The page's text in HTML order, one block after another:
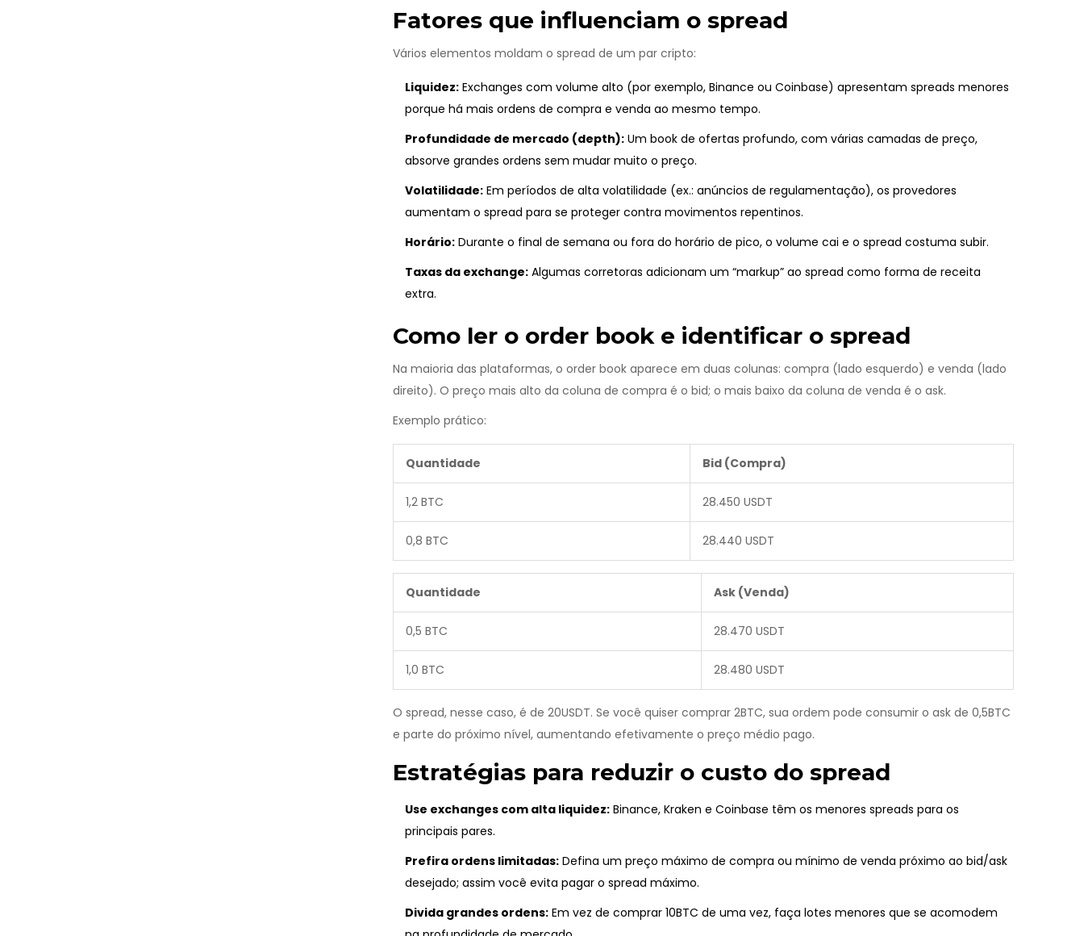
Fatores que influenciam o spread
Vários elementos moldam o spread de um par cripto:
Liquidez:Exchanges com volume alto (por exemplo, Binance ou Coinbase) apresentam spreads menores
porque há mais ordens de compra e venda ao mesmo tempo.
Profundidade de mercado (depth):Um book de ofertas profundo, com várias camadas de preço,
absorve grandes ordens sem mudar muito o preço.
Volatilidade:Em períodos de alta volatilidade (ex.: anúncios de regulamentação), os provedores
aumentam o spread para se proteger contra movimentos repentinos.
Horário:Durante o final de semana ou fora do horário de pico, o volume cai e o spread costuma subir.
Taxas da exchange:Algumas corretoras adicionam um “markup” ao spread como forma de receita
extra.
Como ler o order book e identificar o spread
Na maioria das plataformas, o order bookaparece em duas colunas: compra (lado esquerdo) e venda (lado
direito). O preço mais alto da coluna de compra é o bid; o mais baixo da coluna de venda é o ask.
Exemplo prático:
Quantidade Bid (Compra)
1,2 BTC 28.450 USDT
0,8 BTC 28.440 USDT
Quantidade Ask (Venda)
0,5 BTC 28.470 USDT
1,0 BTC 28.480 USDT
O spread, nesse caso, é de 20USDT. Se você quiser comprar 2BTC, sua ordem pode consumir o ask de 0,5BTC
e parte do próximo nível, aumentando efetivamente o preço médio pago.
Estratégias para reduzir o custo do spread
Use exchanges com alta liquidez:Binance, Kraken e Coinbase têm os menores spreads para os
principais pares.
Prefira ordens limitadas:Defina um preço máximo de compra ou mínimo de venda próximo ao bid/ask
desejado; assim você evita pagar o spread máximo.
Divida grandes ordens:Em vez de comprar 10BTC de uma vez, faça lotes menores que se acomodem